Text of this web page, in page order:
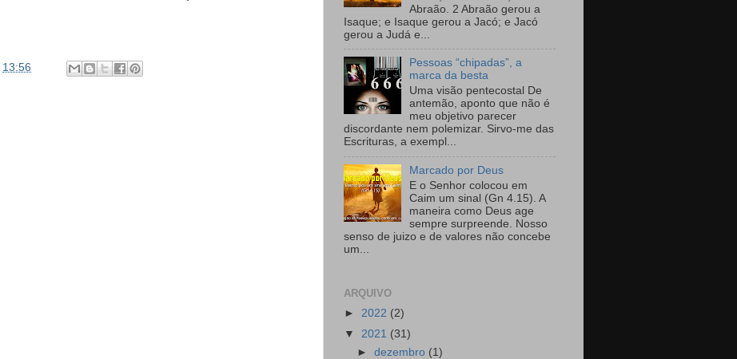
13:56
Abraão. 2 Abraão gerou a
Isaque; e Isaque gerou a Jacó; e Jacó
gerou a Judá e...
Pessoas “chipadas”, a
marca da besta
Uma visão pentecostal De
antemão, aponto que não é
meu objetivo parecer
discordante nem polemizar. Sirvo-me das
Escrituras, a exempl...
Marcado por Deus
E o Senhor colocou em
Caim um sinal (Gn 4.15). A
maneira como Deus age
sempre surpreende. Nosso
senso de juizo e de valores não concebe
um...
ARQUIVO
► 2022 (2)
▼ 2021 (31)
►dezembro (1)